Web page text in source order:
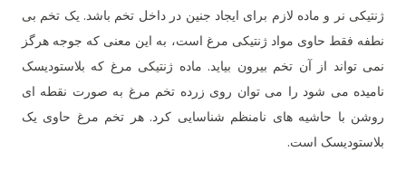
ژنتیکی نر و ماده لازم برای ایجاد جنین در داخل تخم باشد. یک تخم بی
نطفه فقط حاوی مواد ژنتیکی مرغ است، به این معنی که جوجه هرگز
نمی تواند از آن تخم بیرون بیاید. ماده ژنتیکی مرغ که بلاستودیسک
نامیده می شود را می توان روی زرده تخم مرغ به صورت نقطه ای
روشن با حاشیه های نامنظم شناسایی کرد. هر تخم مرغ حاوی یک
بلاستودیسک است.